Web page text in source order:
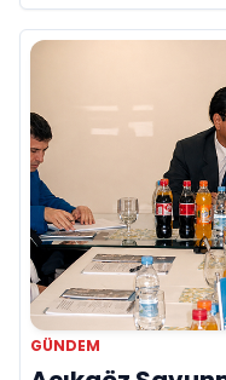
GÜNDEM